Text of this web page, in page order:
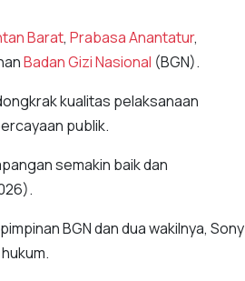
Barat, Prabasa Anantatur,
Badan Gizi Nasional (BGN).
kualitas pelaksanaan
publik.
semakin baik dan
BGN dan dua wakilnya, Sony